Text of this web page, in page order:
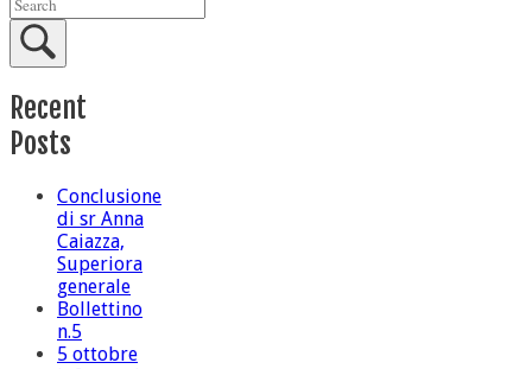
Recent
Posts
Conclusione
di sr Anna
Caiazza,
Superiora
generale
Bollettino
n.5
5 ottobre